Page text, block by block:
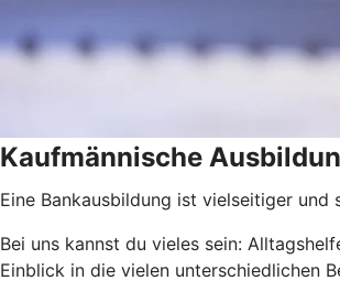
Kaufmännische
Eine Bankausbildung ist vielseitiger
Bei uns kannst du vieles sein:
Einblick in die vielen unterschiedlichen